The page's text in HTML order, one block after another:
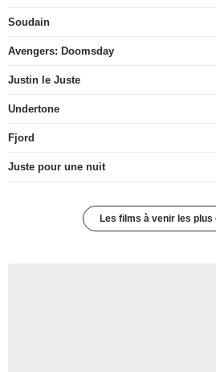
Soudain
Avengers: Doomsday
Justin le Juste
Undertone
Fjord
Juste pour une nuit
Les films à venir les plus